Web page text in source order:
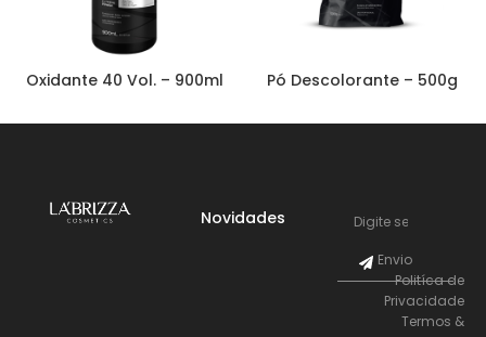
Oxidante 40 Vol. – 900ml Pó Descolorante – 500g
Novidades
Envio
Politíca de
Privacidade
Termos &